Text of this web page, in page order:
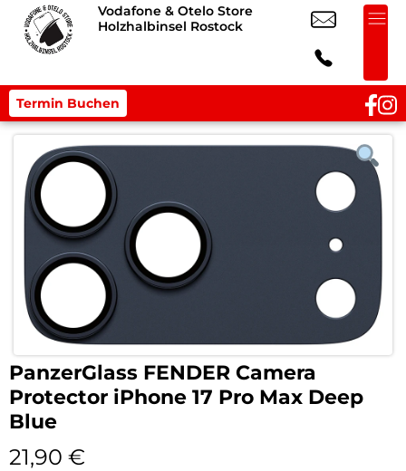
Vodafone & Otelo Store
Holzhalbinsel Rostock
Termin Buchen
PanzerGlass FENDER Camera
Protector iPhone 17 Pro Max Deep
Blue
21,90 €